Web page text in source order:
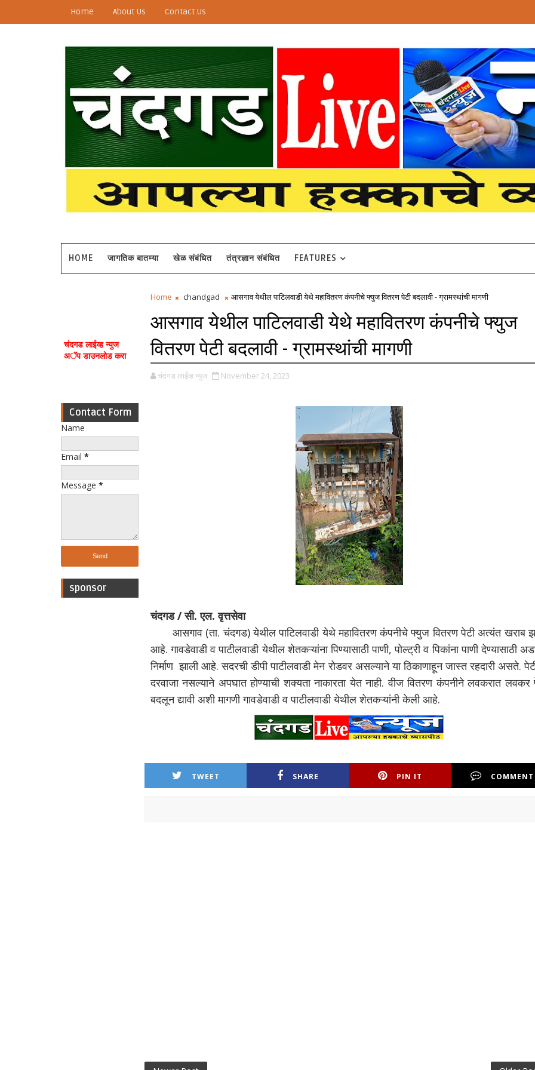
Home About Us Contact Us
HOME जागतिक बातम्या खेळ संबंधित तंत्रज्ञान संबंधित FEATURES
चंदगड लाईव्ह न्युज
अॅप डाउनलोड करा
Contact Form
Name
Email *
Message *
sponsor
Home chandgad आसगाव येथील पाटिलवाडी येथे महावितरण कंपनीचे फ्युज वितरण पेटी बदलावी - ग्रामस्थांची मागणी
आसगाव येथील पाटिलवाडी येथे महावितरण कंपनीचे फ्युज
वितरण पेटी बदलावी - ग्रामस्थांची मागणी
चंदगड लाईव्ह न्युज November 24, 2023
चंदगड / सी. एल. वृत्तसेवा
आसगाव (ता. चंदगड) येथील पाटिलवाडी येथे महावितरण कंपनीचे फ्युज वितरण पेटी अत्यंत खराब
आहे. गावडेवाडी व पाटीलवाडी येथील शेतकऱ्यांना पिण्यासाठी पाणी, पोल्ट्री व पिकांना पाणी देण्यासाठी
निर्माण झाली आहे. सदरची डीपी पाटीलवाडी मेन रोडवर असल्याने या ठिकाणाहून जास्त रहदारी असते.
दरवाजा नसल्याने अपघात होण्याची शक्यता नाकारता येत नाही. वीज वितरण कंपनीने लवकरात लवकर
बदलून द्यावी अशी मागणी गावडेवाडी व पाटीलवाडी येथील शेतकऱ्यांनी केली आहे.
TWEET SHARE PIN IT COMMENT